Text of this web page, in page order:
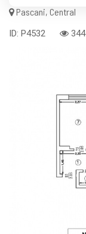
Pascani, Central
ID: P4532 344